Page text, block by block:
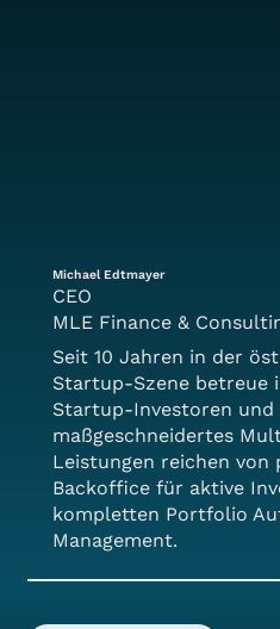
Michael Edtmayer
CEO
MLE Finance &
Seit 10 Jahren in der
Startup-Szene betreue
Startup-Investoren und
maßgeschneidertes
Leistungen reichen von
Backoffice für aktive
kompletten Portfolio
Management.